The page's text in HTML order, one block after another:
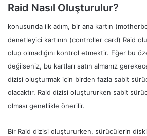
Raid Nasıl Oluşturulur?
konusunda ilk adım, bir ana kartın
denetleyici kartının (controller card) Raid
olup olmadığını kontrol etmektir. Eğer bu
değilseniz, bu kartları satın almanız
dizisi oluşturmak için birden fazla sabit
olacaktır. Raid dizisi oluştururken sabit
olması genellikle önerilir.
Bir Raid dizisi oluştururken, sürücülerin